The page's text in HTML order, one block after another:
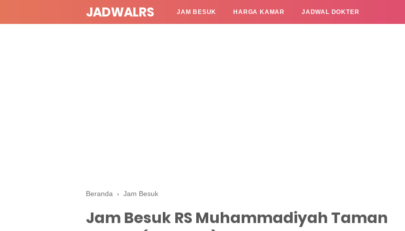
JADWALRS JAM BESUK HARGA KAMAR JADWAL DOKTER
Beranda › Jam Besuk
Jam Besuk RS Muhammadiyah Taman